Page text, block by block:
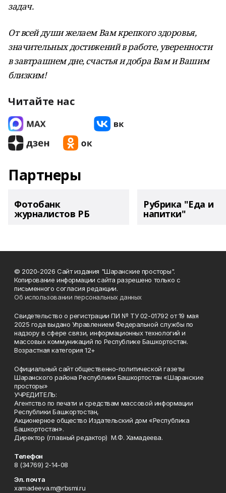
задач.
От всей души желаем Вам крепкого здоровья,
значительных достижений в работе, уверенности
в завтрашнем дне,счастья и добра Вам и Вашим
близким!
Читайте нас
Партнеры
Фотобанк
журналистов РБ
Рубрика "Еда и
напитки"
© 2020-2026 Сайт издания "Шаранские просторы".
Копирование информации сайта разрешено только с
письменного согласия редакции.
Об использовании персональных данных
Свидетельство о регистрации ПИ № ТУ 02-01792 от 19 мая
2025 года выдано Управлением Федеральной службы по
надзору в сфере связи, информационных технологий и
массовых коммуникаций по Республике Башкортостан.
Возрастная категория 12+
Официальный сайт общественно-политической газеты
Шаранского района Республики Башкортостан «Шаранские
просторы»
УЧРЕДИТЕЛЬ:
Агентство по печати и средствам массовой информации
Республики Башкортостан,
Акционерное общество Издательский дом «Республика
Башкортостан».
Директор (главный редактор) М.Ф. Хамадеева.
Телефон
8 (34769) 2-14-08
Эл. почта
xamadeeva.m@rbsmi.ru